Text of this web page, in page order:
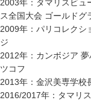
2003年：タマリスビュ
ス全国大会 ゴールドグ
2009年：パリコレクシ
ジ
2012年：カンボジア
ツコフ
2013年：金沢美専学校
2016/2017年：タマリ